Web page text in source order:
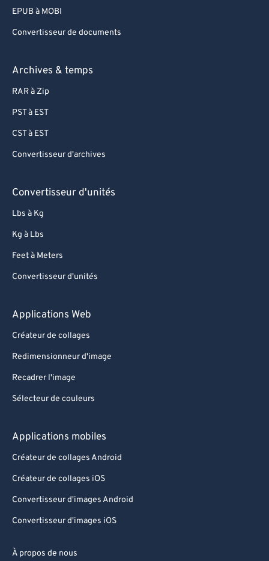
EPUB à MOBI
Convertisseur de documents
Archives & temps
RAR à Zip
PST à EST
CST à EST
Convertisseur d'archives
Convertisseur d'unités
Lbs à Kg
Kg à Lbs
Feet à Meters
Convertisseur d'unités
Applications Web
Créateur de collages
Redimensionneur d'image
Recadrer l'image
Sélecteur de couleurs
Applications mobiles
Créateur de collages Android
Créateur de collages iOS
Convertisseur d'images Android
Convertisseur d'images iOS
À propos de nous